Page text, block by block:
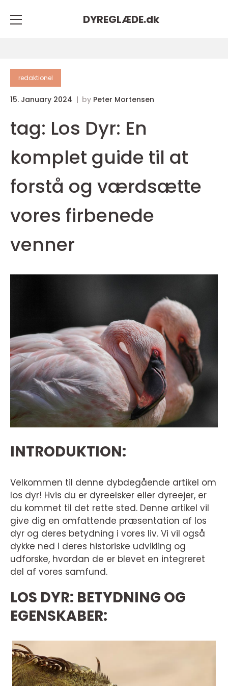
DYREGLÆDE.dk
redaktionel
15. January 2024 by Peter Mortensen
tag: Los Dyr: En
komplet guide til at
forstå og værdsætte
vores firbenede
venner
INTRODUKTION:
Velkommen til denne dybdegående artikel om
los dyr! Hvis du er dyreelsker eller dyreejer, er
du kommet til det rette sted. Denne artikel vil
give dig en omfattende præsentation af los
dyr og deres betydning i vores liv. Vi vil også
dykke ned i deres historiske udvikling og
udforske, hvordan de er blevet en integreret
del af vores samfund.
LOS DYR: BETYDNING OG
EGENSKABER: